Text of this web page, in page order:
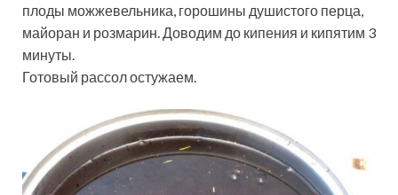
плоды можжевельника, горошины душистого перца,
майоран и розмарин. Доводим до кипения и кипятим 3
минуты.
Готовый рассол остужаем.